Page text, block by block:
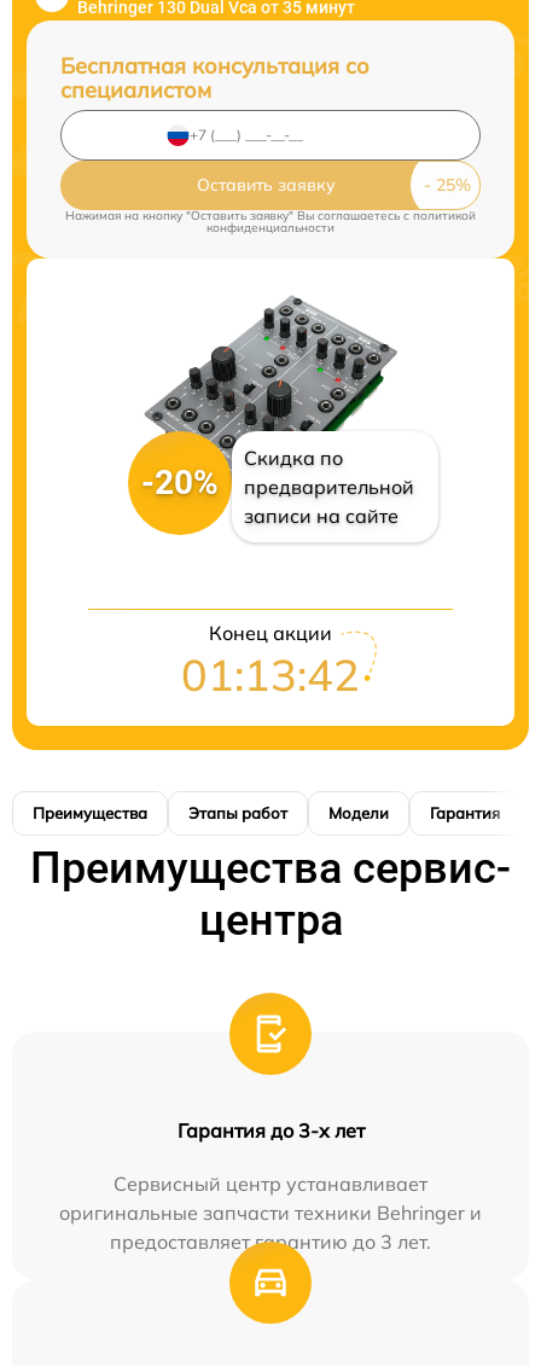
Behringer 130 Dual Vca от 35 минут
Бесплатная консультация со
специалистом
Оставить заявку
Нажимая на кнопку "Оставить заявку" Вы соглашаетесь cполитикой
конфиденциальности
-20%
Скидка по
предварительной
записи на сайте
Конец акции
01:13:41
Преимущества Этапы работ Модели Гарантия
Преимущества сервис-
центра
Гарантия до 3-х лет
Сервисный центр устанавливает
оригинальные запчасти техники Behringer и
предоставляет гарантию до 3 лет.